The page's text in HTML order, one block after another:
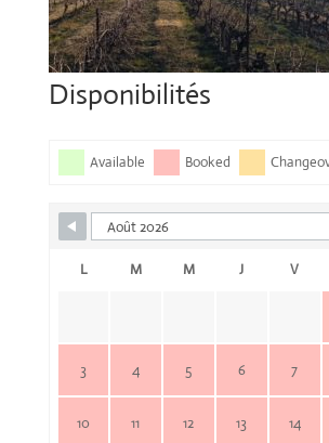
Disponibilités
Available Booked
L M M J V
3 4 5 6 7
10 11 12 13 14